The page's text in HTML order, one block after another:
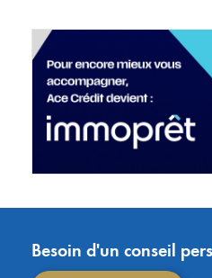
Besoin d'un conseil